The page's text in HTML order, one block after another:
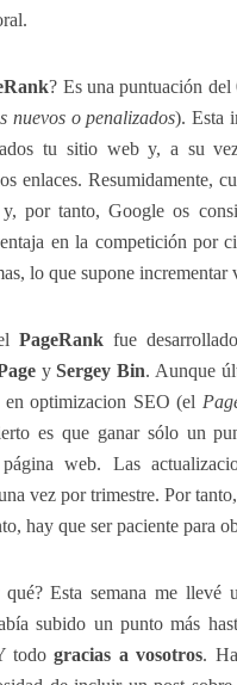
? Es una puntuación
nuevos o penalizados). Esta
tu sitio web y, a su
enlaces. Resumidamente,
y, por tanto, Google os
en la competición por
lo que supone incrementar
PageRankfue
ySergey Bin. Aunque
en optimizacion SEO (el
es que ganar sólo un
web. Las
vez por trimestre. Por
hay que ser paciente para
Esta semana me
subido un punto más
todo gracias a vosotros.